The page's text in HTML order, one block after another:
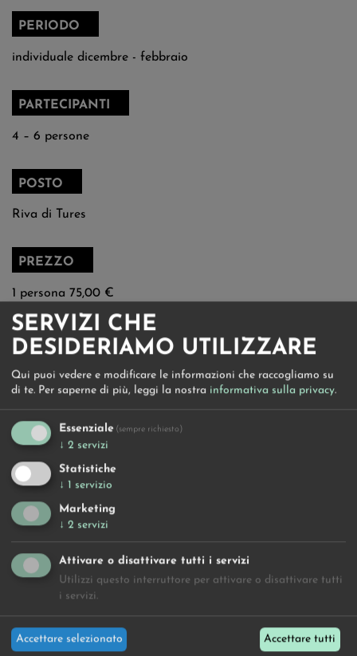
TURES
MONT BLANC
PERIODO
individuale dicembre - febbraio
PARTECIPANTI
4 – 6 persone
POSTO
Riva di Tures
PREZZO
1 persona 75,00 €
SERVIZI OFFERTI
Corso e lezioni – noleggio di moderna attrezzatura per
l’arrampicata su ghiaccio
FATE UNA RICHIESTA
SERVIZI CHE
DESIDERIAMO UTILIZZARE
Qui puoi vedere e modificare le informazioni che raccogliamo su
di te. Per saperne di più, leggi la nostra informativa sulla privacy.
Essenziale (sempre richiesto)
↓ 2 servizi
Statistiche
↓ 1 servizio
Marketing
↓ 2 servizi
Attivare o disattivare tutti i servizi
Utilizzi questo interruttore per attivare o disattivare tutti
i servizi.
Accettare selezionato Accettare tutti